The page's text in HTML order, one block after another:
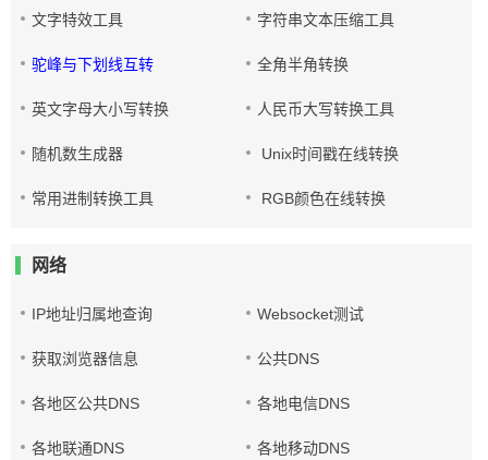
文字特效工具 字符串文本压缩工具
驼峰与下划线互转 全角半角转换
英文字母大小写转换 人民币大写转换工具
随机数生成器 Unix时间戳在线转换
常用进制转换工具 RGB颜色在线转换
网络
IP地址归属地查询 Websocket测试
获取浏览器信息 公共DNS
各地区公共DNS 各地电信DNS
各地联通DNS 各地移动DNS